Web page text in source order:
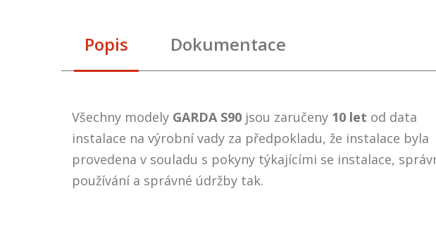
Popis Dokumentace
Všechny modely GARDA S90 jsou zaručeny 10 let od data
instalace na výrobní vady za předpokladu, že instalace byla
provedena v souladu s pokyny týkajícími se instalace,
používání a správné údržby tak.